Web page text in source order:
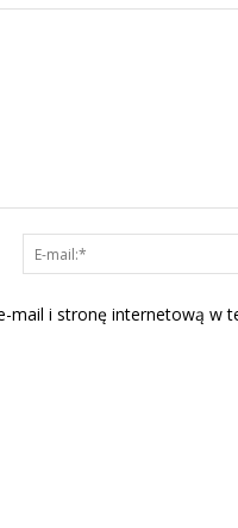
Nazwa:*
mail i stronę internetową w